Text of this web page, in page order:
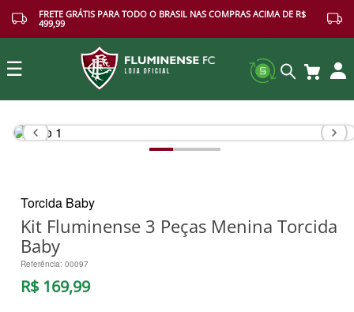
FRETE GRÁTIS PARA TODO O BRASIL NAS COMPRAS ACIMA DE R$
499,99
☰
Buscar
Torcida Baby
Kit Fluminense 3 Peças Menina Torcida
Baby
Referência: 00097
R$ 169,99